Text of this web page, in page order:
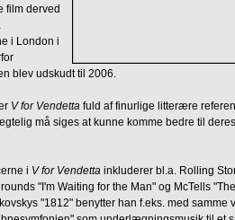
film derved
i London i
blev udskudt til 2006.
V for Vendetta fuld af finurlige litterære
må siges at kunne komme bedre til
i V for Vendetta inkluderer bl.a. Rolling
"I'm Waiting for the Man" og McTells
"1812" benytter han f.eks. med samme